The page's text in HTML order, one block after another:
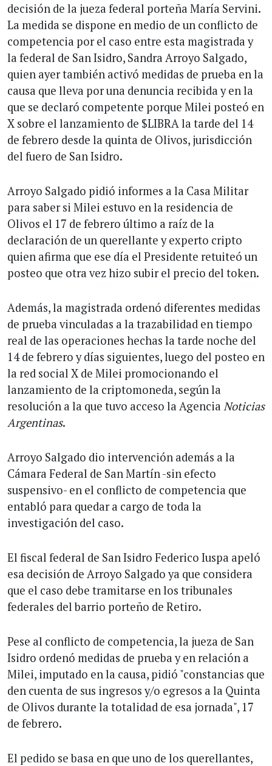
decisión de la jueza federal porteña María Servini.
La medida se dispone en medio de un conflicto de
competencia por el caso entre esta magistrada y
la federal de San Isidro, Sandra Arroyo Salgado,
quien ayer también activó medidas de prueba en la
causa que lleva por una denuncia recibida y en la
que se declaró competente porque Milei posteó en
X sobre el lanzamiento de $LIBRA la tarde del 14
de febrero desde la quinta de Olivos, jurisdicción
del fuero de San Isidro.
Arroyo Salgado pidió informes a la Casa Militar
para saber si Milei estuvo en la residencia de
Olivos el 17 de febrero último a raíz de la
declaración de un querellante y experto cripto
quien afirma que ese día el Presidente retuiteó un
posteo que otra vez hizo subir el precio del token.
Además, la magistrada ordenó diferentes medidas
de prueba vinculadas a la trazabilidad en tiempo
real de las operaciones hechas la tarde noche del
14 de febrero y días siguientes, luego del posteo en
la red social X de Milei promocionando el
lanzamiento de la criptomoneda, según la
resolución a la que tuvo acceso la Agencia Noticias
Argentinas.
Arroyo Salgado dio intervención además a la
Cámara Federal de San Martín -sin efecto
suspensivo- en el conflicto de competencia que
entabló para quedar a cargo de toda la
investigación del caso.
El fiscal federal de San Isidro Federico Iuspa apeló
esa decisión de Arroyo Salgado ya que considera
que el caso debe tramitarse en los tribunales
federales del barrio porteño de Retiro.
Pese al conflicto de competencia, la jueza de San
Isidro ordenó medidas de prueba y en relación a
Milei, imputado en la causa, pidió "constancias que
den cuenta de sus ingresos y/o egresos a la Quinta
de Olivos durante la totalidad de esa jornada", 17
de febrero.
El pedido se basa en que uno de los querellantes,